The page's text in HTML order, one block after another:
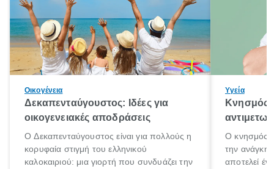
Οικογένεια
Δεκαπενταύγουστος: Ιδέες για
οικογενειακές αποδράσεις
Ο Δεκαπενταύγουστος είναι για πολλούς η
κορυφαία στιγμή του ελληνικού
καλοκαιριού: μια γιορτή που συνδυάζει την
Υγεία
Κνησμός:
Ο κνησμός
την ανάγκη
αποτελεί